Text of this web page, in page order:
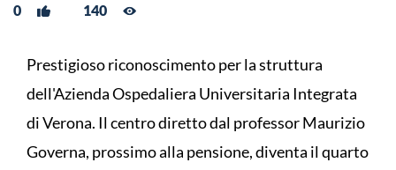
0 140
Prestigioso riconoscimento per la struttura
dell'Azienda Ospedaliera Universitaria Integrata
di Verona. Il centro diretto dal professor Maurizio
Governa, prossimo alla pensione, diventa il quarto